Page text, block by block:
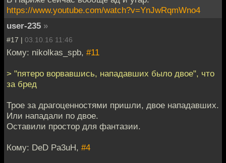
https://www.youtube.com/watch?v=YnJwRqmWno4
user-235 »
#17 | 03.10.16 11:46
Кому: nikolkas_spb, #11
> "пятеро ворвавшись, нападавших было двое", что
за бред
Трое за драгоценностями пришли, двое нападавших.
Или нападали по двое.
Оставили простор для фантазии.
Кому: DeD Pa3uH, #4